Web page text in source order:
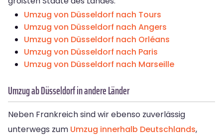
Umzug von Düsseldorf nach Tours
Umzug von Düsseldorf nach Angers
Umzug von Düsseldorf nach Orléans
Umzug von Düsseldorf nach Paris
Umzug von Düsseldorf nach Marseille
Umzug ab Düsseldorf in andere Länder
Neben Frankreich sind wir ebenso zuverlässig
unterwegs zum Umzug innerhalb Deutschlands,